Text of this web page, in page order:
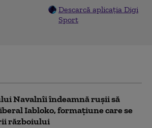
Descarcă aplicația Digi
Sport
Navalnîi îndeamnă ruşii să
Iabloko, formațiune care se
războiului